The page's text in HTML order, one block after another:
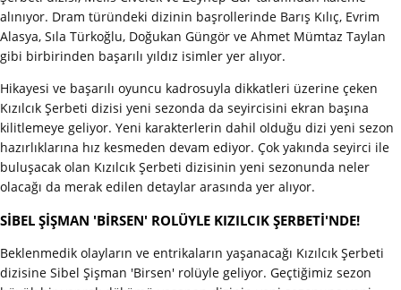
alınıyor. Dram türündeki dizinin başrollerinde Barış Kılıç, Evrim
Alasya, Sıla Türkoğlu, Doğukan Güngör ve Ahmet Mümtaz Taylan
gibi birbirinden başarılı yıldız isimler yer alıyor.
Hikayesi ve başarılı oyuncu kadrosuyla dikkatleri üzerine çeken
Kızılcık Şerbeti dizisi yeni sezonda da seyircisini ekran başına
kilitlemeye geliyor. Yeni karakterlerin dahil olduğu dizi yeni sezon
hazırlıklarına hız kesmeden devam ediyor. Çok yakında seyirci ile
buluşacak olan Kızılcık Şerbeti dizisinin yeni sezonunda neler
olacağı da merak edilen detaylar arasında yer alıyor.
SİBEL ŞİŞMAN 'BİRSEN' ROLÜYLE KIZILCIK ŞERBETİ'NDE!
Beklenmedik olayların ve entrikaların yaşanacağı Kızılcık Şerbeti
dizisine Sibel Şişman 'Birsen' rolüyle geliyor. Geçtiğimiz sezon